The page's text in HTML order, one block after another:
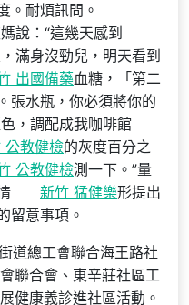
。耐煩訊問。
說：“這幾天感到
滿身沒勁兒，明天看到
出國備藥血糖，「第二
張水瓶，你必須將你的
，調配成我咖啡館
公教健檢的灰度百分之
公教健檢測一下。”量
新竹 猛健樂形提出
留意事項。